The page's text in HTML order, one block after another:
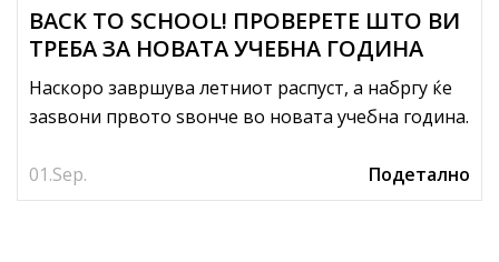
01.Sep.
BACK TO SCHOOL! ПРОВЕРЕТЕ ШТО ВИ
ТРЕБА ЗА НОВАТА УЧЕБНА ГОДИНА
Наскоро завршува летниот распуст, а набргу ќе
заѕвони првото ѕвонче во новата учебна година.
Подетално